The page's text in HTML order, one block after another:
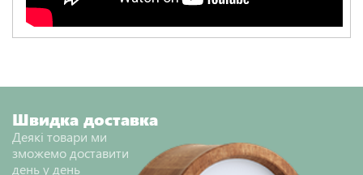
Швидка доставка
Деякі товари ми
зможемо доставити
день у день